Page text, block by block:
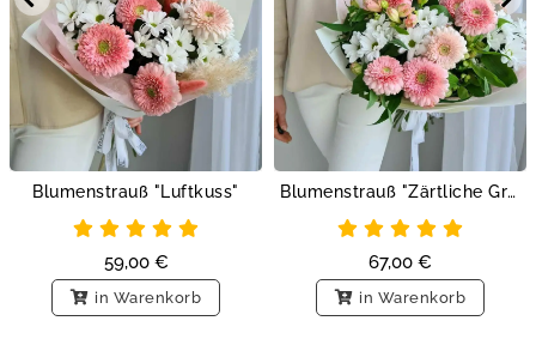
Blumenstrauß "Luftkuss"
59,00 €
in Warenkorb
Blumenstrauß "Zärtliche Grüße"
67,00 €
in Warenkorb